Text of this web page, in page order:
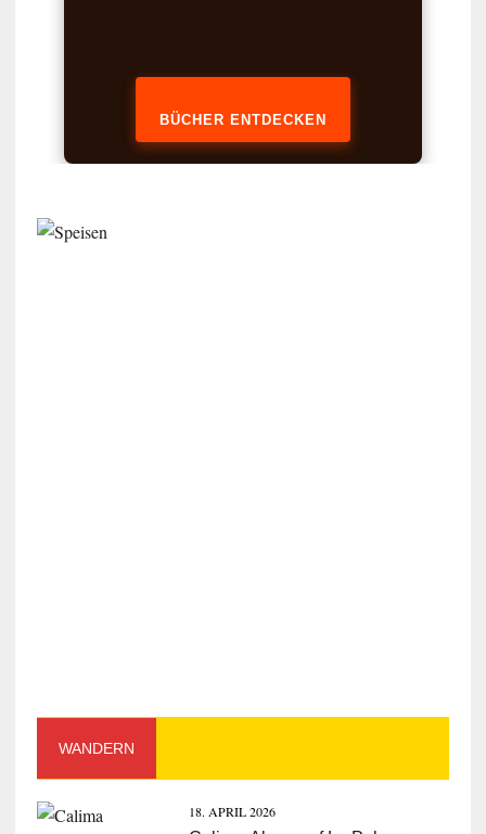
BÜCHER ENTDECKEN
WANDERN
18. APRIL 2026